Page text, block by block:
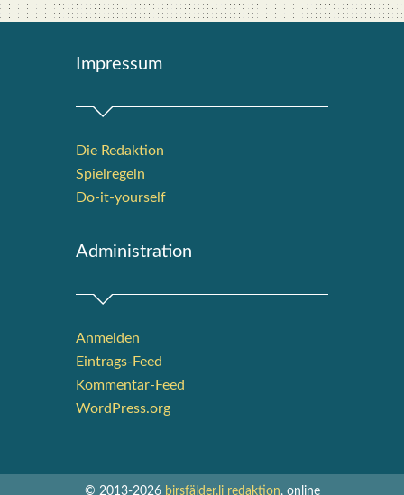
Impres­sum
Die Redak­ti­on
Spiel­re­geln
Do-it-your­s­elf
Admi­nis­tra­ti­on
Anmelden
Eintrags-Feed
Kommentar-Feed
WordPress.org
© 2013-2026 birsfälder.li redaktion, online